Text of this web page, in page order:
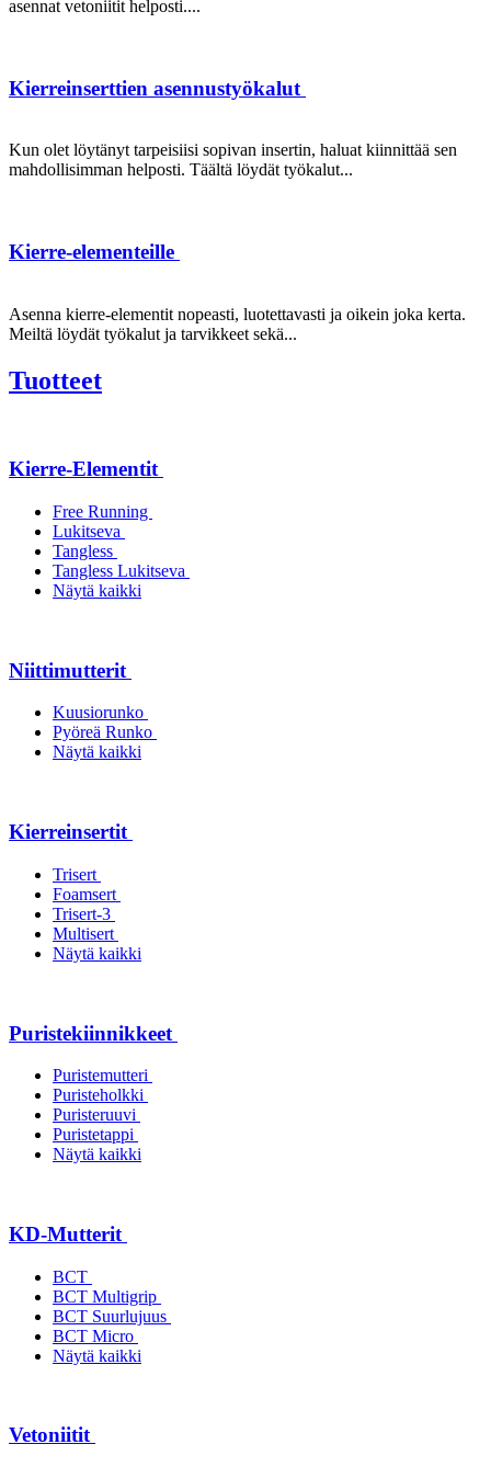
asennat vetoniitit helposti....
Kierreinserttien asennustyökalut
Kun olet löytänyt tarpeisiisi sopivan insertin, haluat kiinnittää sen
mahdollisimman helposti. Täältä löydät työkalut...
Kierre-elementeille
Asenna kierre-elementit nopeasti, luotettavasti ja oikein joka kerta.
Meiltä löydät työkalut ja tarvikkeet sekä...
Tuotteet
Kierre-Elementit
Free Running
Lukitseva
Tangless
Tangless Lukitseva
Näytä kaikki
Niittimutterit
Kuusiorunko
Pyöreä Runko
Näytä kaikki
Kierreinsertit
Trisert
Foamsert
Trisert-3
Multisert
Näytä kaikki
Puristekiinnikkeet
Puristemutteri
Puristeholkki
Puristeruuvi
Puristetappi
Näytä kaikki
KD-Mutterit
BCT
BCT Multigrip
BCT Suurlujuus
BCT Micro
Näytä kaikki
Vetoniitit